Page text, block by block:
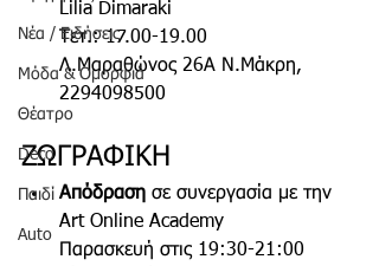
Νέα / Ειδήσεις
Μόδα & Ομορφιά
Θέατρο
Deco
Παιδί
Auto
Lilia Dimaraki
Τετ.: 17.00-19.00
Λ.Μαραθώνος 26Α Ν.Μάκρη,
2294098500
ΖΩΓΡΑΦΙΚΗ
Απόδραση σε συνεργασία με την
Art Online Academy
Παρασκευή στις 19:30-21:00